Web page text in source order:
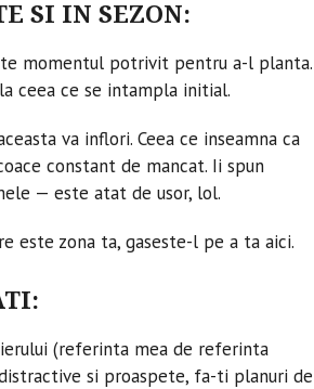
SI IN SEZON:
momentul potrivit pentru a-l planta.
ceea ce se intampla initial.
va inflori. Ceea ce inseamna ca
constant de mancat. Ii spun
— este atat de usor, lol.
este zona ta, gaseste-l pe a ta aici.
(referinta mea de referinta
si proaspete, fa-ti planuri de